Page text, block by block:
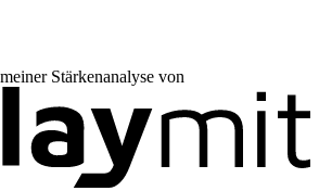
Stärkenanalyse von